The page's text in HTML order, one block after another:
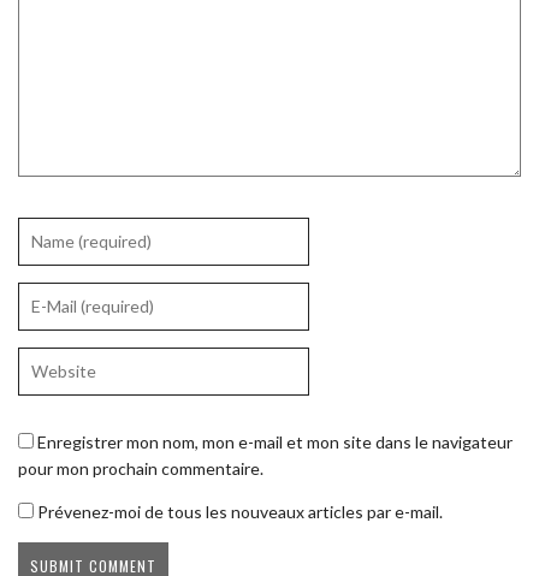
Enregistrer mon nom, mon e-mail et mon site dans le navigateur
pour mon prochain commentaire.
Prévenez-moi de tous les nouveaux articles par e-mail.